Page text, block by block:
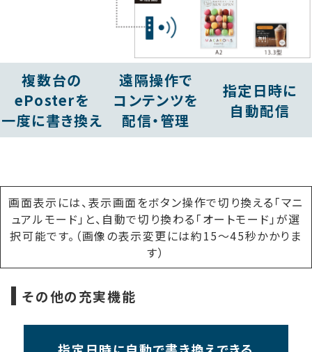
複数台の
ePosterを
一度に書き換え
遠隔操作で
コンテンツを
配信・管理
指定日時に
自動配信
画面表示には、表示画面をボタン操作で切り換える「マニ
ュアルモード」と、自動で切り換わる「オートモード」が選
択可能です。（画像の表示変更には約15〜45秒かかりま
す）
その他の充実機能